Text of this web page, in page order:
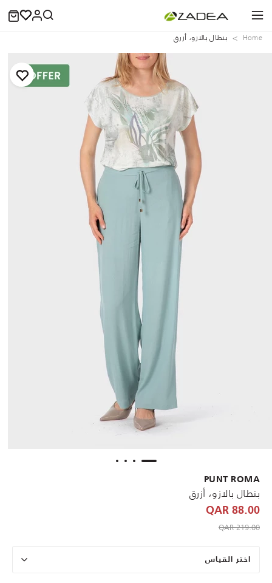
Home بنطال بالازو، أزرق
PUNT ROMA
بنطال بالازو، أزرق
88.00 QAR
Price reduced from
219.00 QAR
to 88.00 QAR
اختر القياس